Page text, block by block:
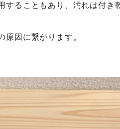
ることもあり、汚れは付き
因に繋がります。